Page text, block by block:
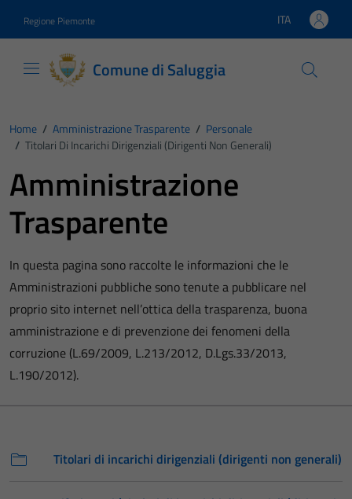
Regione Piemonte Lingua attiva:
ITA
Comune di Saluggia
Home / Amministrazione Trasparente / Personale
/ Titolari Di Incarichi Dirigenziali (dirigenti Non Generali)
Amministrazione
Trasparente
In questa pagina sono raccolte le informazioni che le
Amministrazioni pubbliche sono tenute a pubblicare nel
proprio sito internet nell’ottica della trasparenza, buona
amministrazione e di prevenzione dei fenomeni della
corruzione (L.69/2009, L.213/2012, D.Lgs.33/2013,
L.190/2012).
Titolari di incarichi dirigenziali (dirigenti non generali)